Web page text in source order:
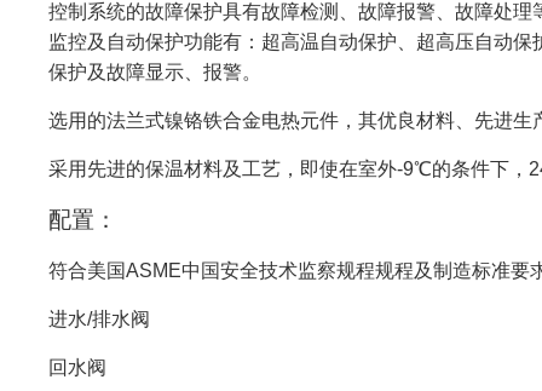
控制系统的故障保护具有故障检测、故障报警、故障处
监控及自动保护功能有：超高温自动保护、超高压自动
保护及故障显示、报警。
选用的法兰式镍铬铁合金电热元件，其优良材料、先进
采用先进的保温材料及工艺，即使在室外-9℃的条件下
配置：
符合美国ASME中国安全技术监察规程规程及制造标准要
进水/排水阀
回水阀